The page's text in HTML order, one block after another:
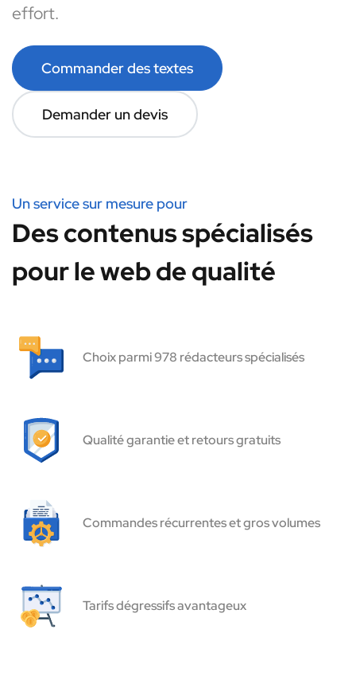
effort.
Commander des textes
Demander un devis
Un service sur mesure pour
Des contenus spécialisés
pour le web de qualité
Choix parmi 978 rédacteurs spécialisés
Qualité garantie et retours gratuits
Commandes récurrentes et gros volumes
Tarifs dégressifs avantageux